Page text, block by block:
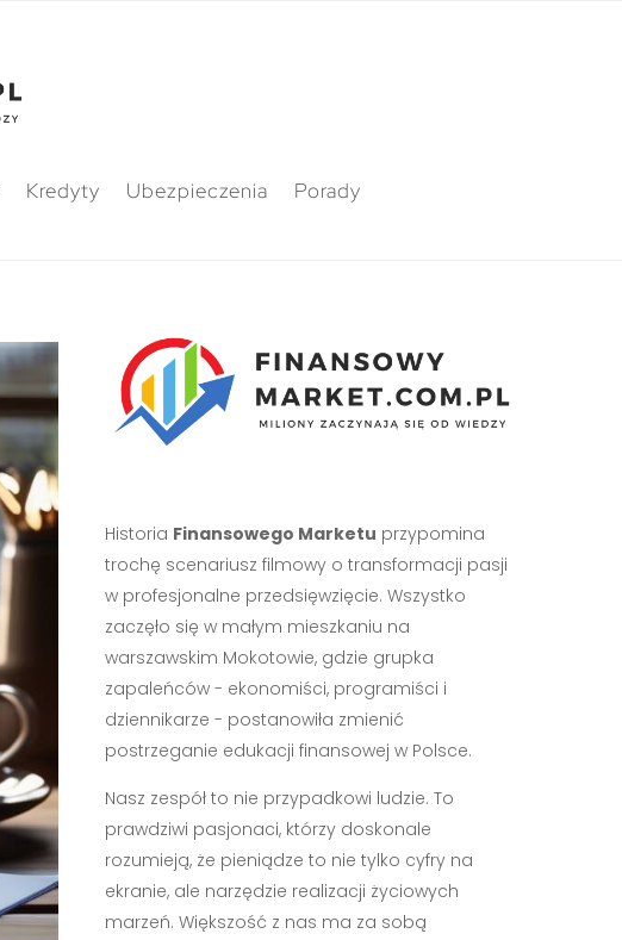
Kredyty Ubezpieczenia Porady
Historia Finansowego Marketu przypomina
trochę scenariusz filmowy o transformacji pasji
w profesjonalne przedsięwzięcie. Wszystko
zaczęło się w małym mieszkaniu na
warszawskim Mokotowie, gdzie grupka
zapaleńców - ekonomiści, programiści i
dziennikarze - postanowiła zmienić
postrzeganie edukacji finansowej w Polsce.
Nasz zespół to nie przypadkowi ludzie. To
prawdziwi pasjonaci, którzy doskonale
rozumieją, że pieniądze to nie tylko cyfry na
ekranie, ale narzędzie realizacji życiowych
marzeń. Większość z nas ma za sobą